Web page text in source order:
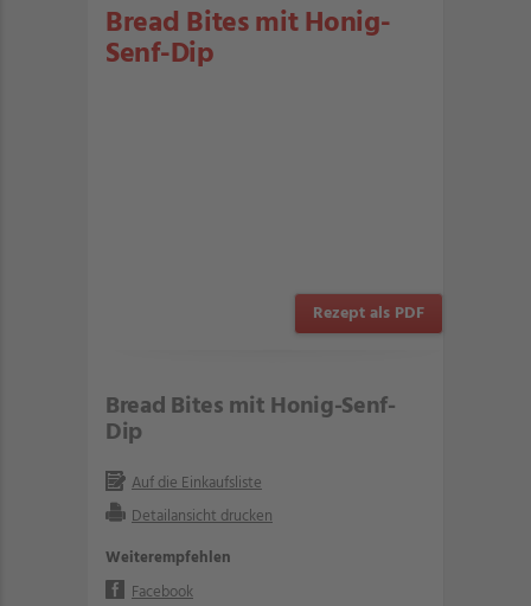
Bread Bites mit Honig-
Senf-Dip
Rezept als PDF
Bread Bites mit Honig-Senf-
Dip
Auf die Einkaufsliste
Detailansicht drucken
Weiterempfehlen
Facebook